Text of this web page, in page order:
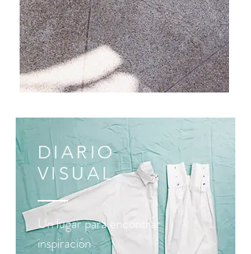
DIARIO
VISUAL
Un lugar para encontrar
inspiración